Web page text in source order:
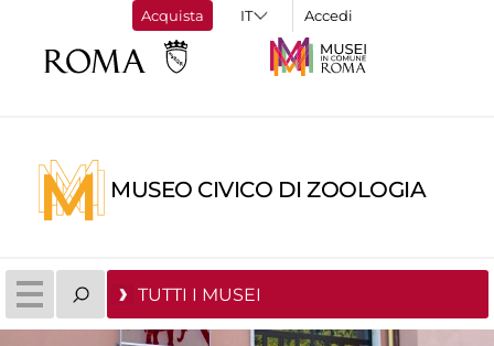
Acquista Accedi
MUSEO CIVICO DI ZOOLOGIA
TUTTI I MUSEI